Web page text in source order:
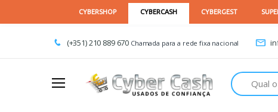
(+351) 210 889 670 Chamada para a rede fixa nacional
Procurar